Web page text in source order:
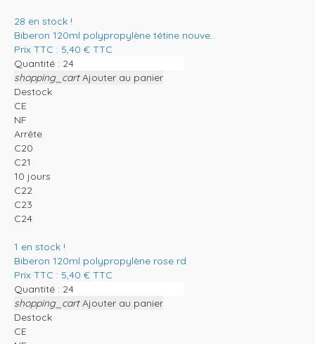
28 en stock !
Biberon 120ml polypropylène tétine nouve...
Prix TTC : 5,40 € TTC
Quantité :
shopping_cart Ajouter au panier
Destock
CE
NF
Arrête
C20
C21
10 jours
C22
C23
C24
1 en stock !
Biberon 120ml polypropylène rose rd
Prix TTC : 5,40 € TTC
Quantité :
shopping_cart Ajouter au panier
Destock
CE